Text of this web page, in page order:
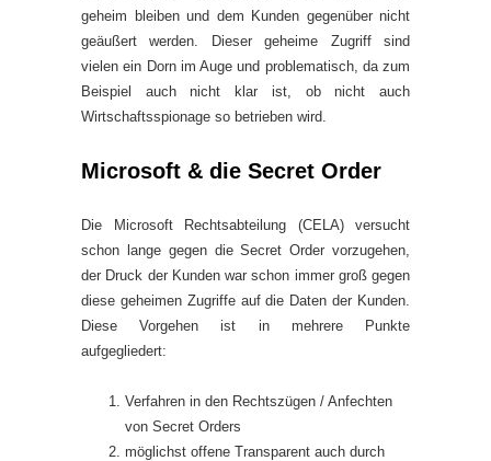
geheim bleiben und dem Kunden gegenüber nicht
geäußert werden. Dieser geheime Zugriff sind
vielen ein Dorn im Auge und problematisch, da zum
Beispiel auch nicht klar ist, ob nicht auch
Wirtschaftsspionage so betrieben wird.
Microsoft & die Secret Order
Die Microsoft Rechtsabteilung (CELA) versucht
schon lange gegen die Secret Order vorzugehen,
der Druck der Kunden war schon immer groß gegen
diese geheimen Zugriffe auf die Daten der Kunden.
Diese Vorgehen ist in mehrere Punkte
aufgegliedert:
Verfahren in den Rechtszügen / Anfechten
von Secret Orders
möglichst offene Transparent auch durch